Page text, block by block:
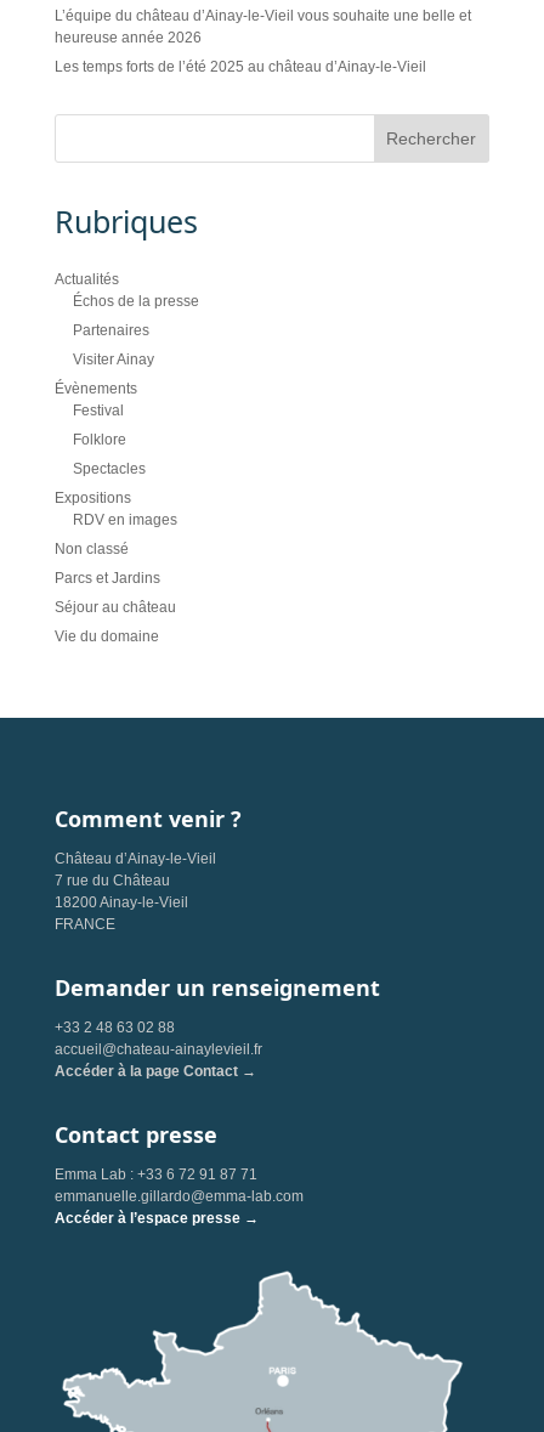
L’équipe du château d’Ainay-le-Vieil vous souhaite une belle et
heureuse année 2026
Les temps forts de l’été 2025 au château d’Ainay-le-Vieil
Rubriques
Actualités
Échos de la presse
Partenaires
Visiter Ainay
Évènements
Festival
Folklore
Spectacles
Expositions
RDV en images
Non classé
Parcs et Jardins
Séjour au château
Vie du domaine
Comment venir ?
Château d’Ainay-le-Vieil
7 rue du Château
18200 Ainay-le-Vieil
FRANCE
Demander un renseignement
+33 2 48 63 02 88
accueil@chateau-ainaylevieil.fr
Accéder à la page Contact →
Contact presse
Emma Lab : +33 6 72 91 87 71
emmanuelle.gillardo@emma-lab.com
Accéder à l’espace presse →